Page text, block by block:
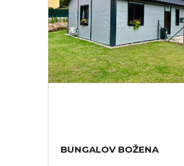
BUNGALOV BOŽENA